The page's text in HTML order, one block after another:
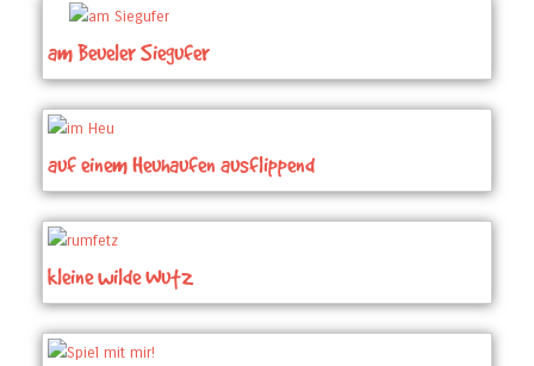
am Beueler Siegufer
auf einem Heuhaufen ausflippend
kleine wilde Wutz